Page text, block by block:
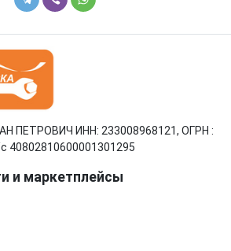
ПЕТРОВИЧ ИНН: 233008968121, ОГРН :
40802810600001301295
и маркетплейсы